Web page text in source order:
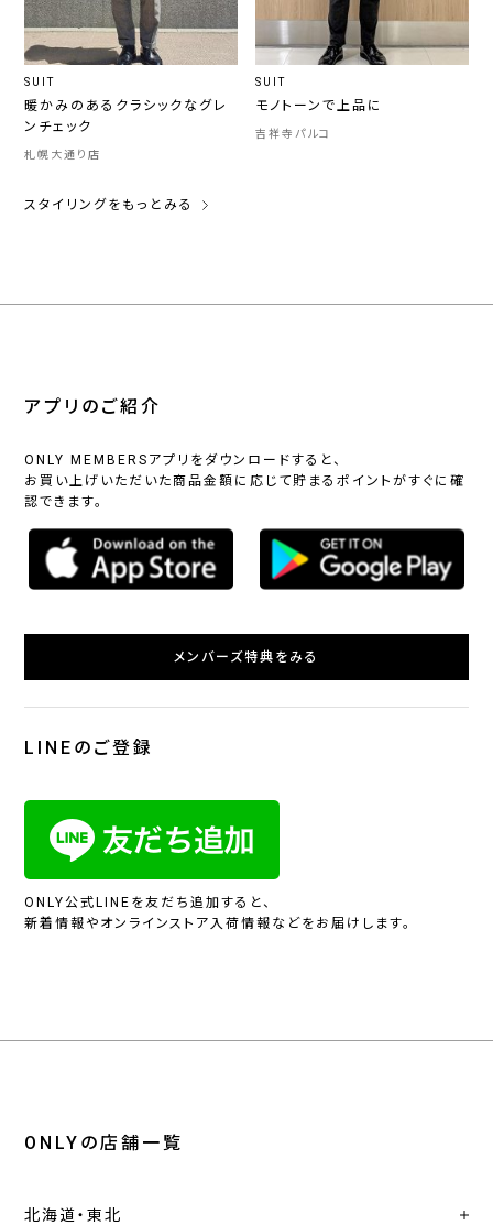
SUIT
暖かみのあるクラシックなグレ
ンチェック
札幌大通り店
SUIT
モノトーンで上品に
吉祥寺パルコ
スタイリングをもっとみる
アプリのご紹介
ONLY MEMBERSアプリをダウンロードすると、
お買い上げいただいた商品金額に応じて貯まるポイントがすぐに確
認できます。
メンバーズ特典をみる
LINEのご登録
ONLY公式LINEを友だち追加すると、
新着情報やオンラインストア入荷情報などをお届けします。
ONLYの店舗一覧
北海道・東北